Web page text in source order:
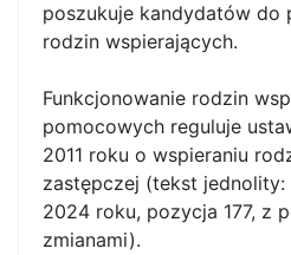
poszukuje kandydatów do
rodzin wspierających.
Funkcjonowanie rodzin
pomocowych reguluje
2011 roku o wspieraniu
zastępczej (tekst jednolity:
2024 roku, pozycja 177, z
zmianami).